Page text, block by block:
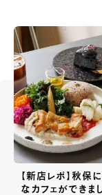
【新店レポ】秋保
なカフェができま